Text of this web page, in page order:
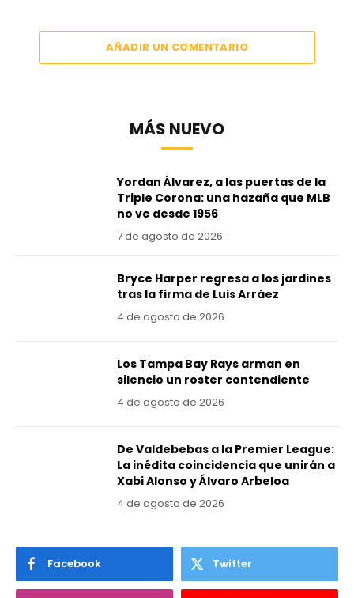
AÑADIR UN COMENTARIO
MÁS NUEVO
Yordan Álvarez, a las puertas de la
Triple Corona: una hazaña que MLB
no ve desde 1956
7 de agosto de 2026
Bryce Harper regresa a los jardines
tras la firma de Luis Arráez
4 de agosto de 2026
Los Tampa Bay Rays arman en
silencio un roster contendiente
4 de agosto de 2026
De Valdebebas a la Premier League:
La inédita coincidencia que unirán a
Xabi Alonso y Álvaro Arbeloa
4 de agosto de 2026
Facebook Twitter